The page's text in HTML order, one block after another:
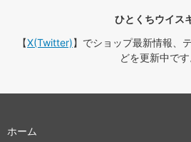
ひとくちウイス
【X(Twitter)】でショップ最新情報、
どを更新中です
ホーム